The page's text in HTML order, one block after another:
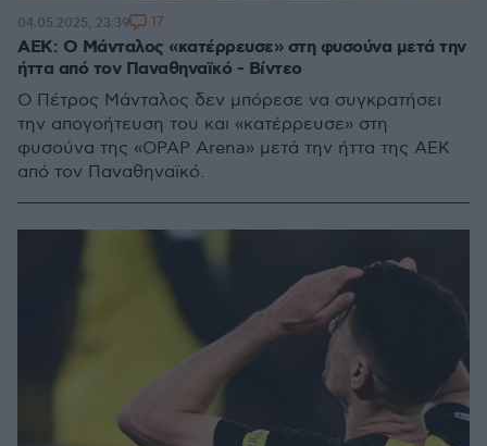
ΑΕΚ: Ο Μάνταλος «κατέρρευσε» στη φυσούνα μετά την
ήττα από τον Παναθηναϊκό - Βίντεο
O Πέτρος Μάνταλος δεν μπόρεσε να συγκρατήσει
την απογοήτευση του και «κατέρρευσε» στη
φυσούνα της «OPAP Arena» μετά την ήττα της ΑΕΚ
από τον Παναθηναϊκό.
04.05.2025, 23:39 17